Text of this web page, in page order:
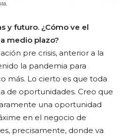
y futuro. ¿Cómo ve el
medio plazo?
pre crisis, anterior a la
la pandemia para
más. Lo cierto es que toda
de oportunidades. Creo que
una oportunidad
en el negocio de
precisamente, donde va